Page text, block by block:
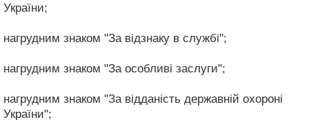
України;
нагрудним знаком "За відзнаку в службі";
нагрудним знаком "За особливі заслуги";
нагрудним знаком "За відданість державній охороні
України";